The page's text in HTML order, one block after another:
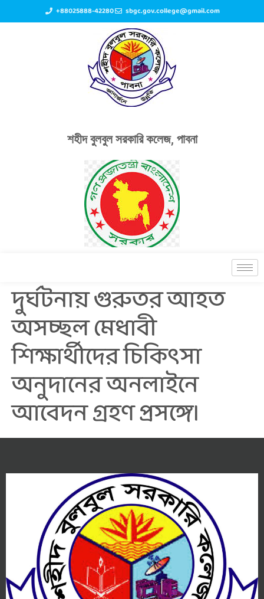
+88025888-42280 sbgc.gov.college@gmail.com
শহীদ বুলবুল সরকারি কলেজ, পাবনা
দুর্ঘটনায় গুরুতর আহত
অসচ্ছল মেধাবী
শিক্ষার্থীদের চিকিৎসা
অনুদানের অনলাইনে
আবেদন গ্রহণ প্রসঙ্গে।